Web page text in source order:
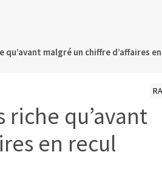
qu’avant malgré un chiffre d’affaires
riche qu’avant
en recul